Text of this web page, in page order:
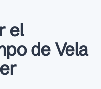
el
de Vela